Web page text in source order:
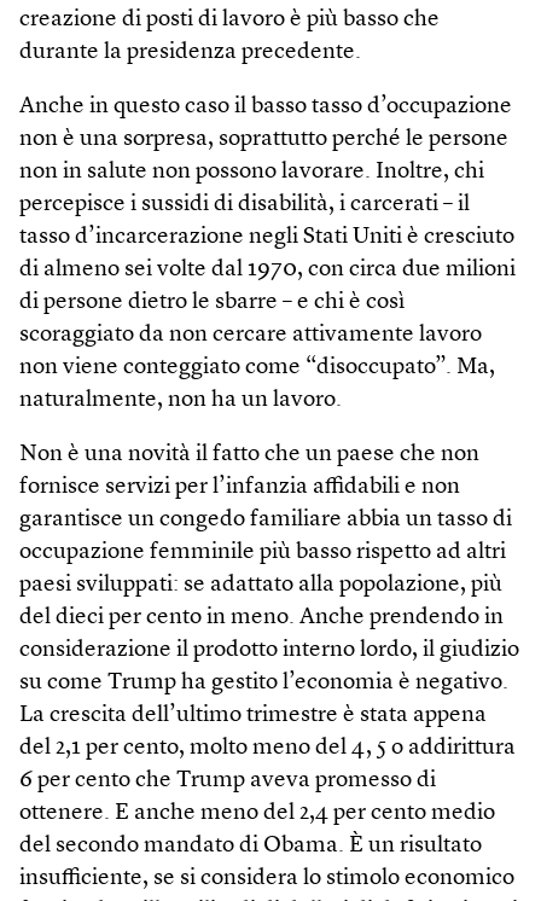
creazione di posti di lavoro è più basso che
durante la presidenza precedente.
Anche in questo caso il basso tasso d’occupazione
non è una sorpresa, soprattutto perché le persone
non in salute non possono lavorare. Inoltre, chi
percepisce i sussidi di disabilità, i carcerati – il
tasso d’incarcerazione negli Stati Uniti è cresciuto
di almeno sei volte dal 1970, con circa due milioni
di persone dietro le sbarre – e chi è così
scoraggiato da non cercare attivamente lavoro
non viene conteggiato come “disoccupato”. Ma,
naturalmente, non ha un lavoro.
Non è una novità il fatto che un paese che non
fornisce servizi per l’infanzia affidabili e non
garantisce un congedo familiare abbia un tasso di
occupazione femminile più basso rispetto ad altri
paesi sviluppati: se adattato alla popolazione, più
del dieci per cento in meno. Anche prendendo in
considerazione il prodotto interno lordo, il giudizio
su come Trump ha gestito l’economia è negativo.
La crescita dell’ultimo trimestre è stata appena
del 2,1 per cento, molto meno del 4, 5 o addirittura
6 per cento che Trump aveva promesso di
ottenere. E anche meno del 2,4 per cento medio
del secondo mandato di Obama. È un risultato
insufficiente, se si considera lo stimolo economico